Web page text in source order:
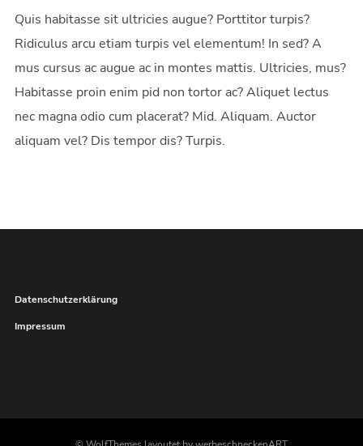
Quis habitasse sit ultricies augue? Porttitor turpis?
Ridiculus arcu etiam turpis vel elementum! In sed? A
mus cursus ac augue ac in montes mattis. Ultricies, mus?
Habitasse proin enim pid non tortor ac? Aliquet lectus
nec magna odio cum placerat? Mid. Aliquam. Auctor
aliquam vel? Dis tempor dis? Turpis.
Datenschutzerklärung
Impressum